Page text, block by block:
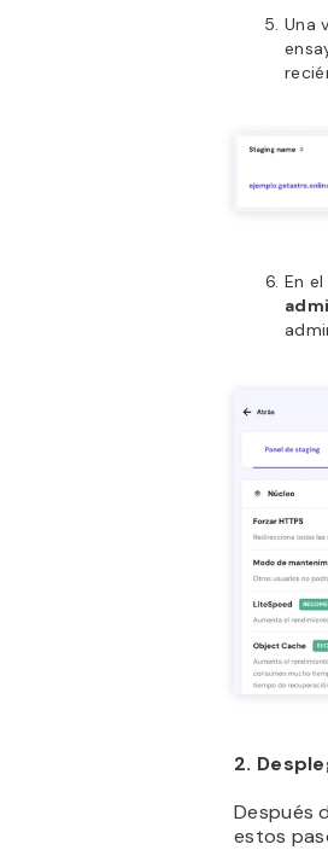
Una
En
2.
Después
estos